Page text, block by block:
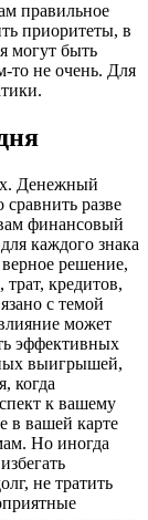
правильное
приоритеты, в
могут быть
то не очень. Для
Денежный
разве
финансовый
каждого знака
решение,
кредитов,
с темой
может
эффективных
выигрышей,
когда
к вашему
в вашей карте
Но иногда
не тратить